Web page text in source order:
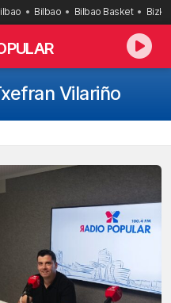
Bilbao Bilbao Basket
Vilariño